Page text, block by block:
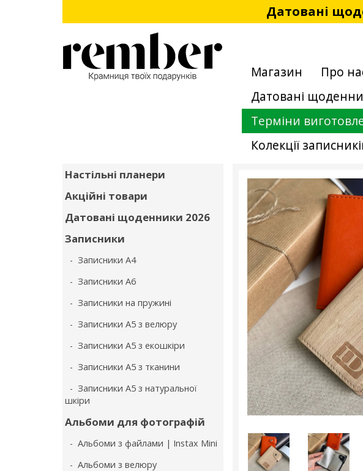
Датовані
Магазин Про
Датовані
Терміни
Колекції
Настільні планери
Акційні товари
Датовані щоденники 2026
Записники
- Записники А4
- Записники А6
- Записники на пружині
- Записники А5 з велюру
- Записники А5 з екошкіри
- Записники А5 з тканини
- Записники А5 з натуральної
шкіри
Альбоми для фотографій
- Альбоми з файлами | Instax Mini
- Альбоми з велюру